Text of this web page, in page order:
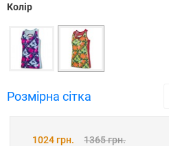
Колір
Розмірна сітка
1024 грн. 1365 грн.